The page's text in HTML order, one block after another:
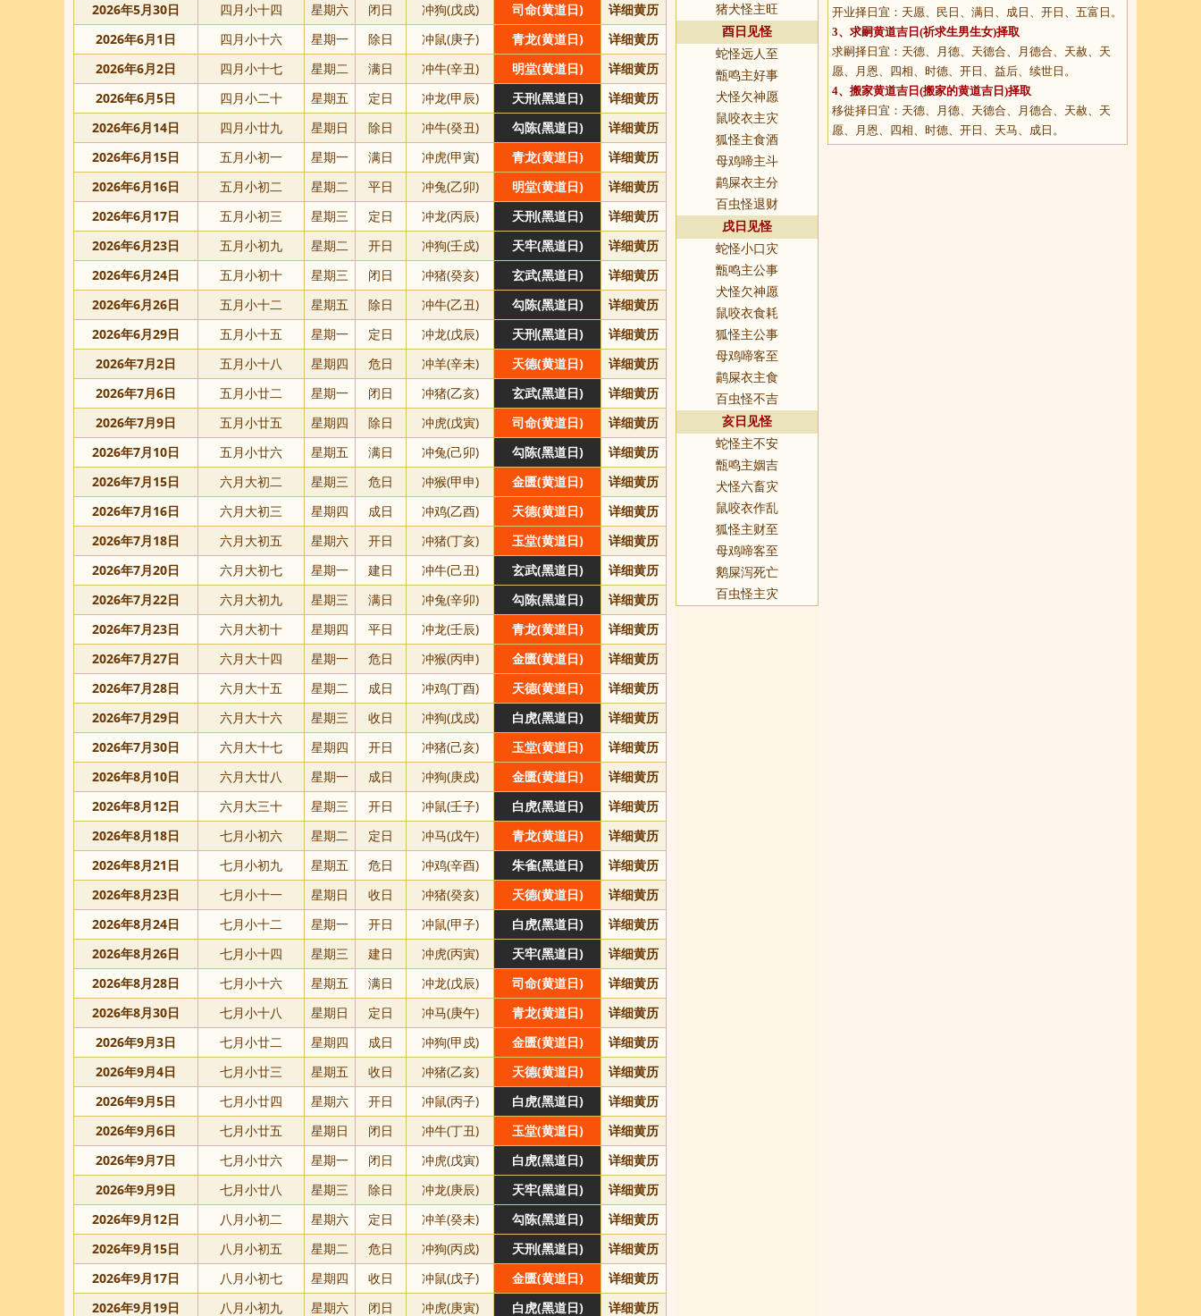
2026年5月30日
四月小十四 星期六 闭日 冲狗(戊戍) 司命(黄道日)
详细黄历
2026年6月1日
四月小十六 星期一 除日 冲鼠(庚子) 青龙(黄道日)
详细黄历
2026年6月2日
四月小十七 星期二 满日 冲牛(辛丑) 明堂(黄道日)
详细黄历
2026年6月5日
四月小二十 星期五 定日 冲龙(甲辰) 天刑(黑道日)
详细黄历
2026年6月14日
四月小廿九 星期日 除日 冲牛(癸丑) 勾陈(黑道日)
详细黄历
2026年6月15日
五月小初一 星期一 满日 冲虎(甲寅) 青龙(黄道日)
详细黄历
2026年6月16日
五月小初二 星期二 平日 冲兔(乙卯) 明堂(黄道日)
详细黄历
2026年6月17日
五月小初三 星期三 定日 冲龙(丙辰) 天刑(黑道日)
详细黄历
2026年6月23日
五月小初九 星期二 开日 冲狗(壬戍) 天牢(黑道日)
详细黄历
2026年6月24日
五月小初十 星期三 闭日 冲猪(癸亥) 玄武(黑道日)
详细黄历
2026年6月26日
五月小十二 星期五 除日 冲牛(乙丑) 勾陈(黑道日)
详细黄历
2026年6月29日
五月小十五 星期一 定日 冲龙(戊辰) 天刑(黑道日)
详细黄历
2026年7月2日
五月小十八 星期四 危日 冲羊(辛未) 天德(黄道日)
详细黄历
2026年7月6日
五月小廿二 星期一 闭日 冲猪(乙亥) 玄武(黑道日)
详细黄历
2026年7月9日
五月小廿五 星期四 除日 冲虎(戊寅) 司命(黄道日)
详细黄历
2026年7月10日
五月小廿六 星期五 满日 冲兔(己卯) 勾陈(黑道日)
详细黄历
2026年7月15日
六月大初二 星期三 危日 冲猴(甲申) 金匮(黄道日)
详细黄历
2026年7月16日
六月大初三 星期四 成日 冲鸡(乙酉) 天德(黄道日)
详细黄历
2026年7月18日
六月大初五 星期六 开日 冲猪(丁亥) 玉堂(黄道日)
详细黄历
2026年7月20日
六月大初七 星期一 建日 冲牛(己丑) 玄武(黑道日)
详细黄历
2026年7月22日
六月大初九 星期三 满日 冲兔(辛卯) 勾陈(黑道日)
详细黄历
2026年7月23日
六月大初十 星期四 平日 冲龙(壬辰) 青龙(黄道日)
详细黄历
2026年7月27日
六月大十四 星期一 危日 冲猴(丙申) 金匮(黄道日)
详细黄历
2026年7月28日
六月大十五 星期二 成日 冲鸡(丁酉) 天德(黄道日)
详细黄历
2026年7月29日
六月大十六 星期三 收日 冲狗(戊戍) 白虎(黑道日)
详细黄历
2026年7月30日
六月大十七 星期四 开日 冲猪(己亥) 玉堂(黄道日)
详细黄历
2026年8月10日
六月大廿八 星期一 成日 冲狗(庚戍) 金匮(黄道日)
详细黄历
2026年8月12日
六月大三十 星期三 开日 冲鼠(壬子) 白虎(黑道日)
详细黄历
2026年8月18日
七月小初六 星期二 定日 冲马(戊午) 青龙(黄道日)
详细黄历
2026年8月21日
七月小初九 星期五 危日 冲鸡(辛酉) 朱雀(黑道日)
详细黄历
2026年8月23日
七月小十一 星期日 收日 冲猪(癸亥) 天德(黄道日)
详细黄历
2026年8月24日
七月小十二 星期一 开日 冲鼠(甲子) 白虎(黑道日)
详细黄历
2026年8月26日
七月小十四 星期三 建日 冲虎(丙寅) 天牢(黑道日)
详细黄历
2026年8月28日
七月小十六 星期五 满日 冲龙(戊辰) 司命(黄道日)
详细黄历
2026年8月30日
七月小十八 星期日 定日 冲马(庚午) 青龙(黄道日)
详细黄历
2026年9月3日
七月小廿二 星期四 成日 冲狗(甲戍) 金匮(黄道日)
详细黄历
2026年9月4日
七月小廿三 星期五 收日 冲猪(乙亥) 天德(黄道日)
详细黄历
2026年9月5日
七月小廿四 星期六 开日 冲鼠(丙子) 白虎(黑道日)
详细黄历
2026年9月6日
七月小廿五 星期日 闭日 冲牛(丁丑) 玉堂(黄道日)
详细黄历
2026年9月7日
七月小廿六 星期一 闭日 冲虎(戊寅) 白虎(黑道日)
详细黄历
2026年9月9日
七月小廿八 星期三 除日 冲龙(庚辰) 天牢(黑道日)
详细黄历
2026年9月12日
八月小初二 星期六 定日 冲羊(癸未) 勾陈(黑道日)
详细黄历
2026年9月15日
八月小初五 星期二 危日 冲狗(丙戍) 天刑(黑道日)
详细黄历
2026年9月17日
八月小初七 星期四 收日 冲鼠(戊子) 金匮(黄道日)
详细黄历
2026年9月19日
八月小初九 星期六 闭日 冲虎(庚寅) 白虎(黑道日) 详细黄历
猪犬怪主旺
酉日见怪
蛇怪远人至
甑鸣主好事
犬怪欠神愿
鼠咬衣主灾
狐怪主食酒
母鸡啼主斗
鹋屎衣主分
百虫怪退财
戌日见怪
蛇怪小口灾
甑鸣主公事
犬怪欠神愿
鼠咬衣食耗
狐怪主公事
母鸡啼客至
鹋屎衣主食
百虫怪不吉
亥日见怪
蛇怪主不安
甑鸣主姻吉
犬怪六畜灾
鼠咬衣作乱
狐怪主财至
母鸡啼客至
鹅屎泻死亡
百虫怪主灾
开业择日宜：天愿、民日、满日、成日、开日、五富日。
3、 求嗣黄道吉日 (祈求生男生女)择取
求嗣择日宜：天德、月德、天德合、月德合、天赦、天
愿、月恩、四相、时德、开日、益后、续世日。
4、 搬家黄道吉日 (搬家的黄道吉日)择取
移徙择日宜：天德、月德、天德合、月德合、天赦、天
愿、月恩、四相、时德、开日、天马、成日。